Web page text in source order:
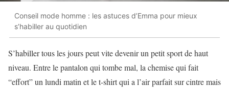
Conseil mode homme : les astuces d’Emma pour mieux
s’habiller au quotidien
S’habiller tous les jours peut vite devenir un petit sport de haut
niveau. Entre le pantalon qui tombe mal, la chemise qui fait
“effort” un lundi matin et le t-shirt qui a l’air parfait sur cintre mais